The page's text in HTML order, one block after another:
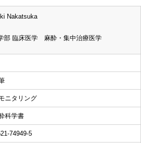
Nakatsuka
部 臨床医学 麻酔・集中治療医学
ニタリング
科学書
74949-5